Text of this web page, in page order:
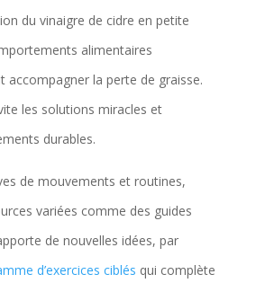
du vinaigre de cidre en petite
alimentaires
accompagner la perte de graisse.
les solutions miracles et
durables.
de mouvements et routines,
variées comme des guides
de nouvelles idées, par
d’exercices ciblés qui complète